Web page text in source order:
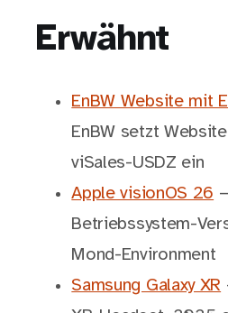
Erwähnt
EnBW Website mit
EnBW setzt
viSales-USDZ ein
Apple visionOS 26
Betriebssystem-
Mond-Environment
Samsung Galaxy XR